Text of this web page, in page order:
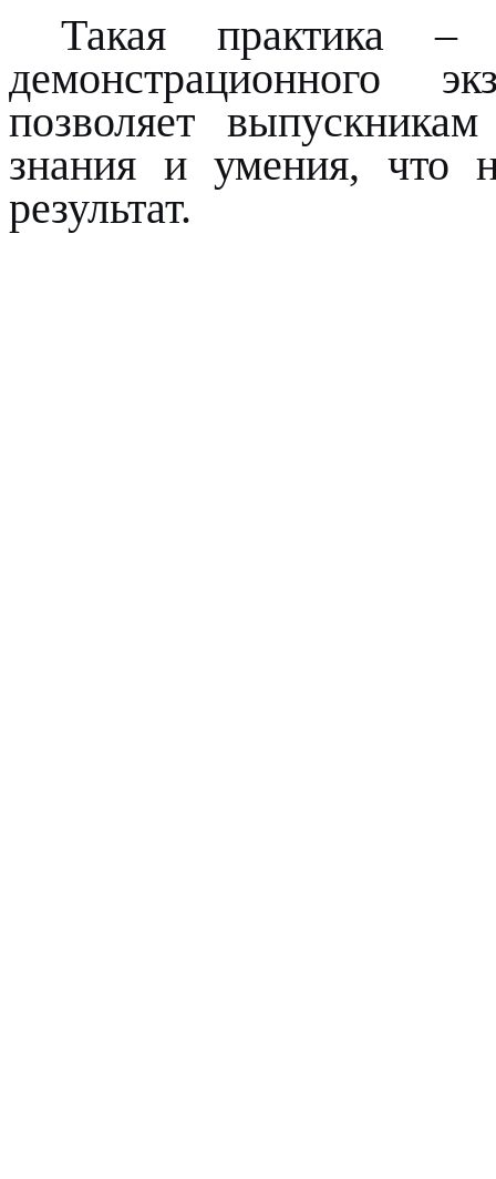
Такая практика
демонстрационного
позволяет
знания и умения, что
результат.